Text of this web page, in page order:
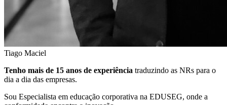
Tiago Maciel
Tenho mais de 15 anos de experiência traduzindo as NRs para o
dia a dia das empresas.
Sou Especialista em educação corporativa na EDUSEG, onde a